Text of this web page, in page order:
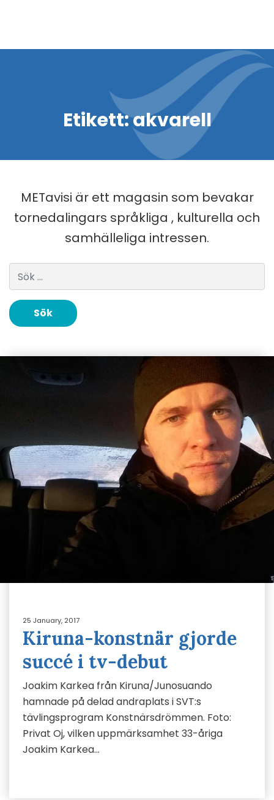
Etikett:akvarell
METavisi är ett magasin som bevakar
tornedalingars språkliga , kulturella och
samhälleliga intressen.
Sök efter:
25 January, 2017
Kiruna-konstnär gjorde
succé i tv-debut
Joakim Karkea från Kiruna/Junosuando
hamnade på delad andraplats i SVT:s
tävlingsprogram Konstnärsdrömmen. Foto:
Privat Oj, vilken uppmärksamhet 33-åriga
Joakim Karkea…